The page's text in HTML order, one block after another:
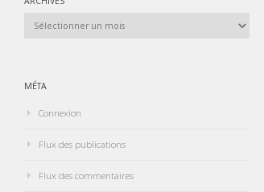
MÉTA
Connexion
Flux des publications
Flux des commentaires